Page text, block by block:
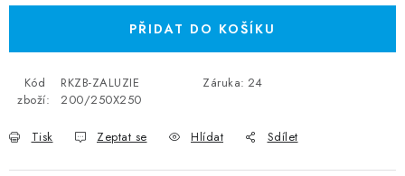
PŘIDAT DO KOŠÍKU
Kód
zboží:
RKZB-ZALUZIE
200/250X250
Záruka: 24
Tisk Zeptat se Hlídat Sdílet